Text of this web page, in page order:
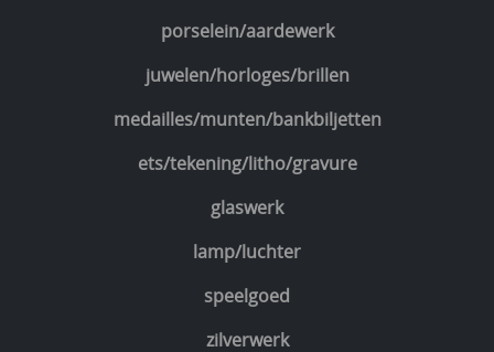
porselein/aardewerk
juwelen/horloges/brillen
medailles/munten/bankbiljetten
ets/tekening/litho/gravure
glaswerk
lamp/luchter
speelgoed
zilverwerk